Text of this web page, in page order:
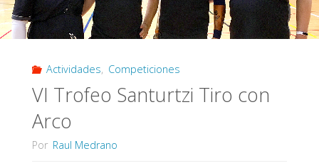
–
Actividades, Competiciones
VI Trofeo Santurtzi Tiro con
Arco
Por Raul Medrano